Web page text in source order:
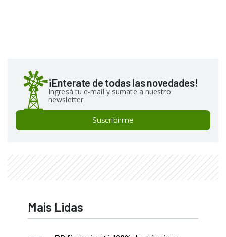
¡Enterate de todas las novedades!
Ingresá tu e-mail y sumate a nuestro
newsletter
Suscribirme
Mais Lidas